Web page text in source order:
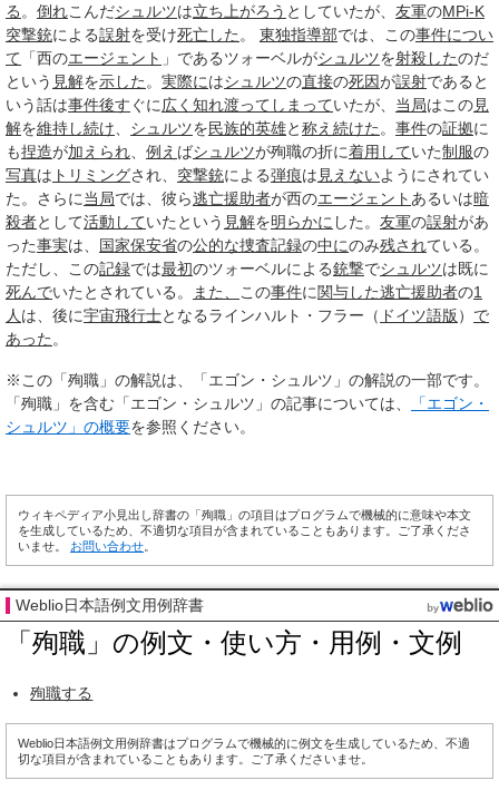
る 。 倒れこんだシュルツは立ち上がろう としていたが、 友軍のMPi-K
突撃銃による誤射を受け死亡した 。 東独指導部では、この事件につい
て 「西のエージェント 」であるツォーベルがシュルツを射殺したのだ
という 見解を示した 。 実際にはシュルツの直接の死因が誤射であると
いう話は事件後す ぐに広く 知れ渡って しまっていたが、 当局はこの見
解を維持し続け シュルツを民族的英雄と称え 続けた 。 事件の証拠に
も捏造が加えられ 例え ばシュルツが殉職の折に着用していた制服の
写真は トリミングされ、 突撃銃による弾痕は 見えないようにされてい
た。さらに当局では、彼ら逃亡援助者が西のエージェント あるいは暗
殺者として活動していたという 見解を明らかに した。 友軍の誤射があ
った事実は、 国家保安省の公的な捜査記録の中にのみ残されている。
ただし、この記録では最初のツォーベルによる銃撃でシュルツは既に
死んでいたとされている。 また、 この事件に関与した逃亡援助者の1
人 は、後に宇宙飛行士となるラインハルト・フラー（ ドイツ語版） で
あった 。
※この「殉職」の解説は、「エゴン・シュルツ」の解説の一部です。
「殉職」を含む「エゴン・シュルツ」の記事については、
「エゴン・
シュルツ」の概要を参照ください。
ウィキペディア小見出し辞書の「殉職」の項目はプログラムで機械的に意味や本文
を生成しているため、不適切な項目が含まれていることもあります。ご了承くださ
いませ。 お問い合わせ
Weblio日本語例文用例辞書
「殉職」の例文・使い方・用例・文例
殉職する
Weblio日本語例文用例辞書はプログラムで機械的に例文を生成しているため、不適
切な項目が含まれていることもあります。ご了承くださいませ。